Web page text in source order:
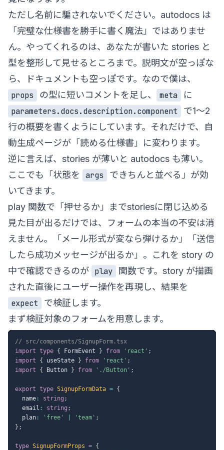
ただし名前に騙されないでください。autodocs は
「完璧な仕様書を勝手に書く魔法」ではありませ
ん。やってくれるのは、あなたが書いた stories と
型を整形して見せるところまで。説明文が空っぽな
ら、ドキュメントも空っぽです。なので僕は、
props
の型に短いコメントを足し、 meta
に
parameters.docs.description.component
で1〜2
行の概要を書くようにしています。それだけで、自
動生成ページが「読める仕様書」に変わります。
逆に言えば、stories が薄いと autodocs も薄い。
ここでも「状態を
args
できちんと並べる」が効
いてきます。
play 関数で「押せるか」までstoriesに閉じ込める
見た目が出るだけでは、フォームの本当の不安は消
えません。「メール形式が変なら弾けるか」「送信
したら成功メッセージが出るか」。これを story の
中で確認できるのが play
関数です。story が描画
された直後にユーザー操作を再現し、結果を
expect
で検証します。
まず検証対象のフォームを用意します。
// src/components/SignupForm.tsx
import type { FormEvent } from 'react' ;
import
{ useState } from 'react' ;
import
{ Button } from './Button' ;
export type SignupFormData = {
  name
: string ;
  email
: string ;
  plan
: 'free' 'team' ;
} ;
type SignupFormProps = {